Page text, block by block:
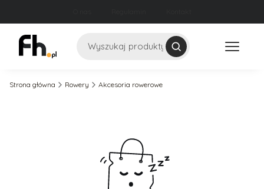
Szukaj
Strona główna Rowery Akcesoria rowerowe